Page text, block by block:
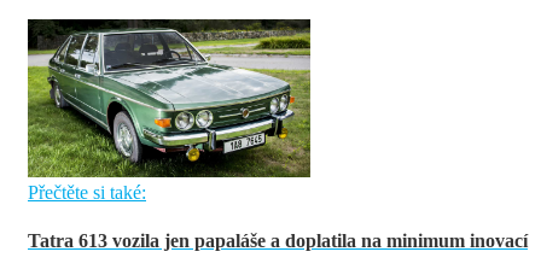
Přečtěte si také:
Tatra 613 vozila jen papaláše a doplatila na minimum inovací